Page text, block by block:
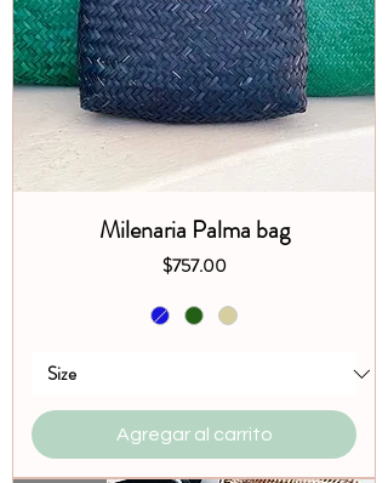
Milenaria Palma bag
Precio
$757.00
Agregar al carrito